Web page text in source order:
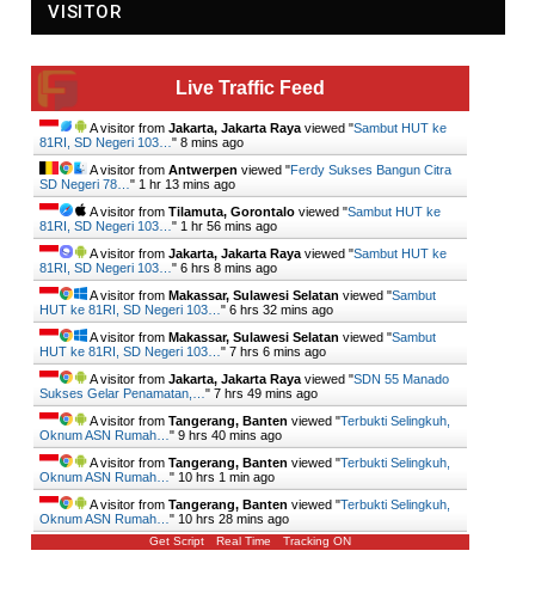
VISITOR
Live Traffic Feed
A visitor from Jakarta, Jakarta Raya viewed "Sambut HUT ke
81RI, SD Negeri 103… " 8 mins ago
A visitor from Antwerpen viewed "Ferdy Sukses Bangun Citra
SD Negeri 78… " 1 hr 13 mins ago
A visitor from Tilamuta, Gorontalo viewed "Sambut HUT ke
81RI, SD Negeri 103… " 1 hr 56 mins ago
A visitor from Jakarta, Jakarta Raya viewed "Sambut HUT ke
81RI, SD Negeri 103… " 6 hrs 8 mins ago
A visitor from Makassar, Sulawesi Selatan viewed "Sambut
HUT ke 81RI, SD Negeri 103… " 6 hrs 32 mins ago
A visitor from Makassar, Sulawesi Selatan viewed "Sambut
HUT ke 81RI, SD Negeri 103… " 7 hrs 6 mins ago
A visitor from Jakarta, Jakarta Raya viewed "SDN 55 Manado
Sukses Gelar Penamatan,… " 7 hrs 49 mins ago
A visitor from Tangerang, Banten viewed "Terbukti Selingkuh,
Oknum ASN Rumah… " 9 hrs 40 mins ago
A visitor from Tangerang, Banten viewed "Terbukti Selingkuh,
Oknum ASN Rumah… " 10 hrs 1 min ago
A visitor from Tangerang, Banten viewed "Terbukti Selingkuh,
Oknum ASN Rumah… " 10 hrs 28 mins ago
Get Script Real Time Tracking ON